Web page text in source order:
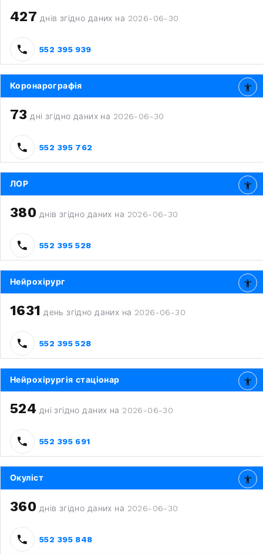
427 днів згідно даних на 2026-06-30
552 395 939
Коронарографія
73 дні згідно даних на 2026-06-30
552 395 762
ЛОР
380 днів згідно даних на 2026-06-30
552 395 528
Нейрохірург
1631 день згідно даних на 2026-06-30
552 395 528
Нейрохірургія стаціонар
524 дні згідно даних на 2026-06-30
552 395 691
Окуліст
360 днів згідно даних на 2026-06-30
552 395 848